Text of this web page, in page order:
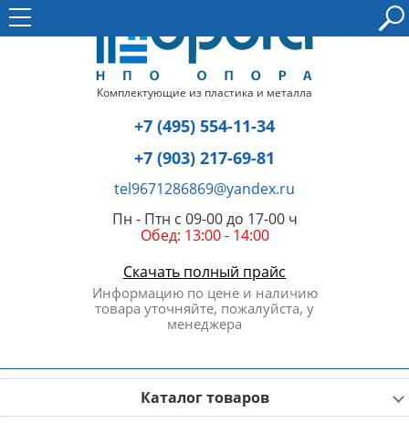
Комплектующие из пластика и металла
+7 (495) 554-11-34
+7 (903) 217-69-81
tel9671286869@yandex.ru
Пн - Птн с 09-00 до 17-00 ч
Обед: 13:00 - 14:00
Скачать полный прайс
Информацию по цене и наличию
товара уточняйте, пожалуйста, у
менеджера
Каталог товаров